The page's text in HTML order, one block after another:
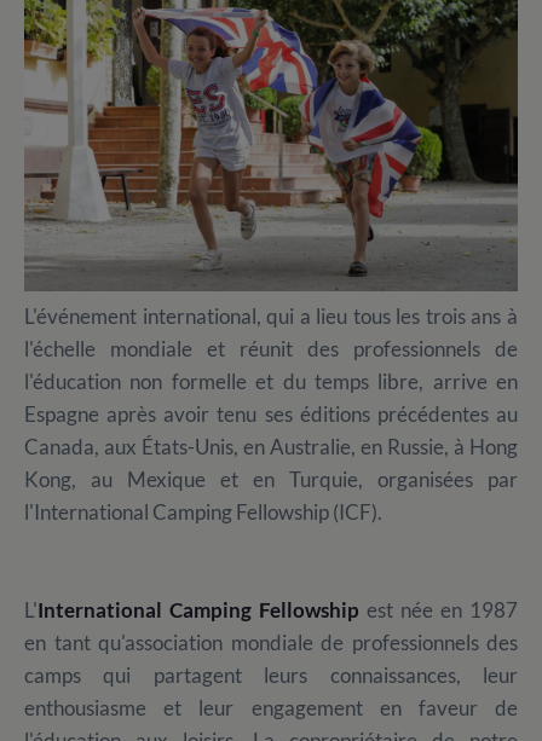
L'événement international, qui a lieu tous les trois ans à
l'échelle mondiale et réunit des professionnels de
l'éducation non formelle et du temps libre, arrive en
Espagne après avoir tenu ses éditions précédentes au
Canada, aux États-Unis, en Australie, en Russie, à Hong
Kong, au Mexique et en Turquie, organisées par
l'International Camping Fellowship (ICF).
L'International Camping Fellowship est née en 1987
en tant qu'association mondiale de professionnels des
camps qui partagent leurs connaissances, leur
enthousiasme et leur engagement en faveur de